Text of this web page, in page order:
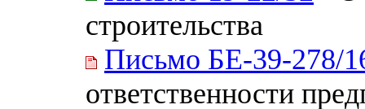
строительства
Письмо БЕ-39-278/
ответственности